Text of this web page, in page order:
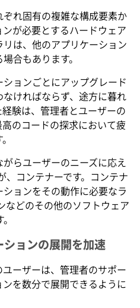
れ固有の複雑な構成要素か
が必要とするハードウェア
は、他のアプリケーション
合もあります。
ョンごとにアップグレード
ければならず、途方に暮れ
験は、管理者とユーザーの
のコードの探求において疲
らユーザーのニーズに応え
、コンテナーです。コンテナ
ョンをその動作に必要なラ
などのその他のソフトウェア
ョンの展開を加速
ーザーは、管理者のサポー
を数分で展開できるように